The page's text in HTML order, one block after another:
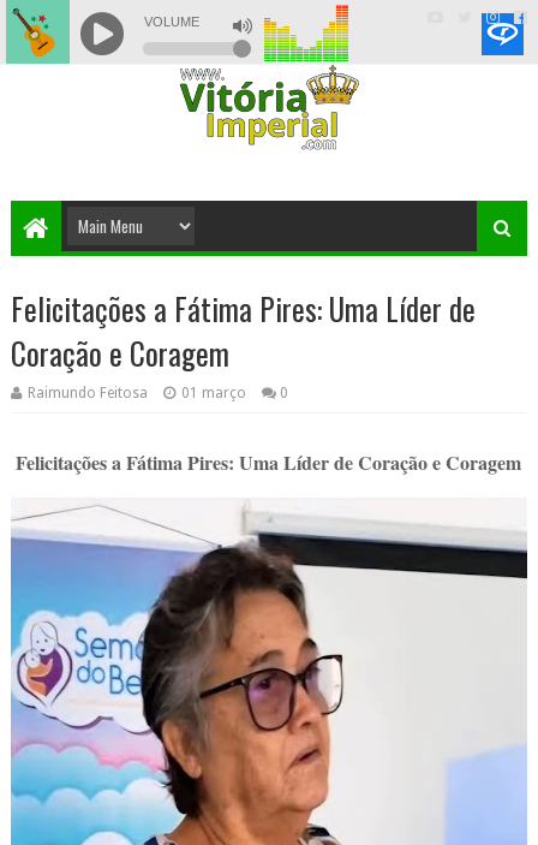
Felicitações a Fátima Pires: Uma Líder de
Coração e Coragem
Raimundo Feitosa 01 março 0
Felicitações a Fátima Pires: Uma Líder de Coração e Coragem